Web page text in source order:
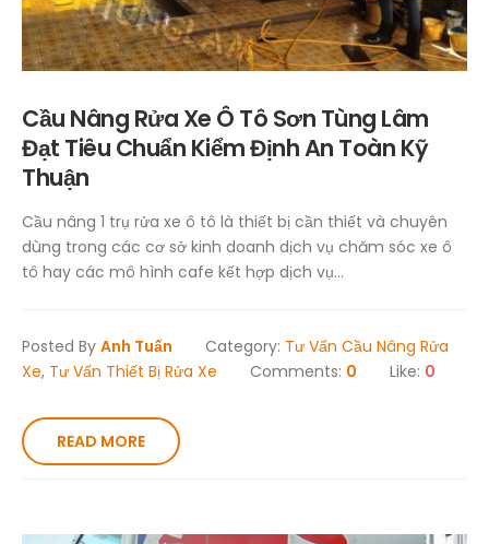
Cầu Nâng Rửa Xe Ô Tô Sơn Tùng Lâm
Đạt Tiêu Chuẩn Kiểm Định An Toàn Kỹ
Thuận
Cầu nâng 1 trụ rửa xe ô tô là thiết bị cần thiết và chuyên
dùng trong các cơ sở kinh doanh dịch vụ chăm sóc xe ô
tô hay các mô hình cafe kết hợp dịch vụ...
Posted By Anh Tuấn Category: Tư Vấn Cầu Nâng Rửa
Xe, Tư Vấn Thiết Bị Rửa Xe Comments: 0 Like: 0
READ MORE